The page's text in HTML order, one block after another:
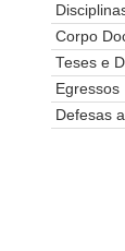
Corpo
Teses e
Egressos
Defesas